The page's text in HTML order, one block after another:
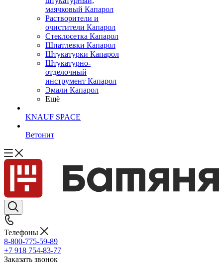
маячковый Капарол
Растворители и
очистители Капарол
Cтеклосетка Капарол
Шпатлевки Капарол
Штукатурки Капарол
Штукатурно-
отделочный
инструмент Капарол
Эмали Капарол
Ещё
KNAUF SPACE
Ветонит
Телефоны
8-800-775-59-89
+7 918 754-83-77
Заказать звонок